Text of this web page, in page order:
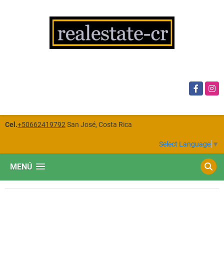
Facebook
Cel.+50662419792 San José, Costa Rica
Select Language ▼
MENÚ